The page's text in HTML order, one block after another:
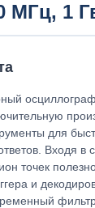
МГц, 1
для
Входя в
точек
и